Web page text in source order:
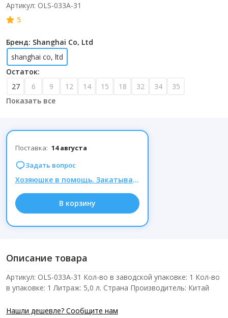
Артикул: OLS-033А-31
5
Бренд: Shanghai Co, Ltd
shanghai co, ltd
Остаток:
27
6 9 12 14 15 18 32 34
35
Показать все
Поставка: 14 августа
Задать вопрос
Хозяюшке в помощь. Закатываем лето в банки, готовимся к пересадке цветов. Цены от 185 руб.
В корзину
Описание товара
Артикул: OLS-033А-31 Кол-во в заводской упаковке: 1 Кол-во
в упаковке: 1 Литраж: 5,0 л. Страна Производитель: Китай
Нашли дешевле? Сообщите нам